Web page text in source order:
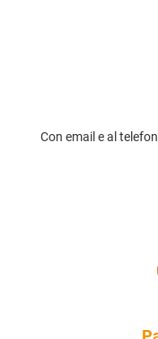
Con email e al